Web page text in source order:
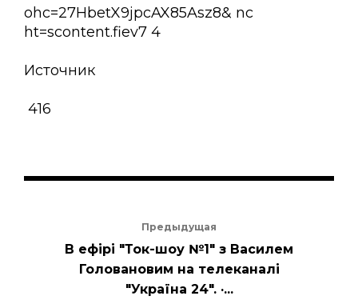
Источник
416
Предыдущая
В ефірі "Ток-шоу №1" з Василем
Головановим на телеканалі
"Україна 24". ·...